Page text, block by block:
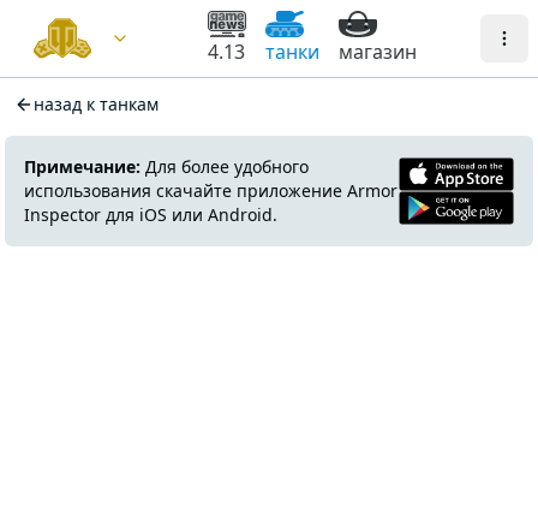
4.13 танки магазин
назад к танкам
Примечание: Для более удобного
использования скачайте приложение Armor
Inspector для iOS или Android.